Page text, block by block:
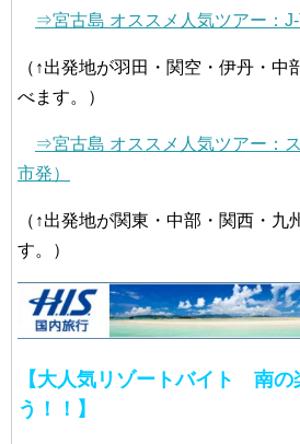
⇒宮古島 オススメ人気ツアー：J-
（↑出発地が羽田・関空・伊丹・中
べます。）
⇒宮古島 オススメ人気ツアー：
市発）
（↑出発地が関東・中部・関西・九
す。）
【大人気リゾートバイト 南
う！！】